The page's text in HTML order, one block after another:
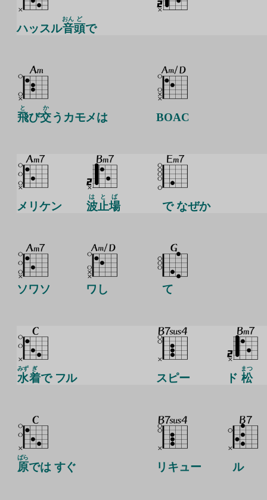
ハッスル音
おん
頭
ど
で
飛
と
び交
か
うカモメは BOAC
メリケン 波
は
止
と
場
ば
で なぜか
ソワソ ワし て
水
みず
着
ぎ
で フル スピー ド 松
まつ
原
ばら
では すぐ リキュー ル